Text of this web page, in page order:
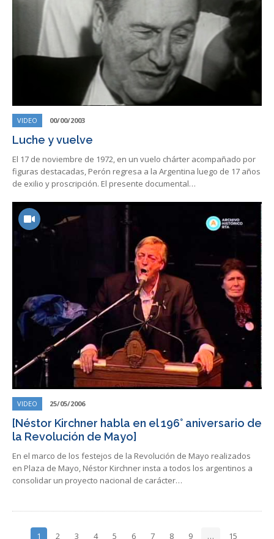
VIDEO 00/00/2003
Luche y vuelve
El 17 de noviembre de 1972, en un vuelo chárter acompañado por
figuras destacadas, Perón regresa a la Argentina luego de 17 años
de exilio y proscripción. El presente documental…
VIDEO 25/05/2006
[Néstor Kirchner habla en el 196° aniversario de
la Revolución de Mayo]
En el marco de los festejos de la Revolución de Mayo realizados
en Plaza de Mayo, Néstor Kirchner insta a todos los argentinos a
consolidar un proyecto nacional de carácter…
1 2 3 4 5 6 7 8 9 … 15